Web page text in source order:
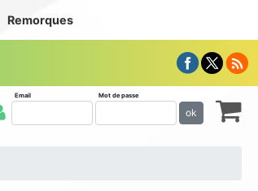
Remorques
Email Mot de passe
ok